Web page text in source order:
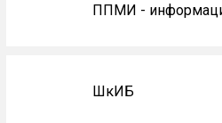
ППМИ -
ШкИБ